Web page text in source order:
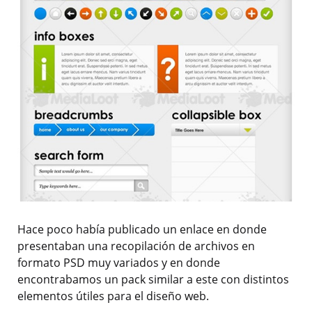
Hace poco había publicado un enlace en donde
presentaban una recopilación de archivos en
formato PSD muy variados y en donde
encontrabamos un pack similar a este con distintos
elementos útiles para el diseño web.